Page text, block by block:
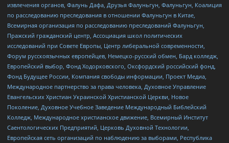
извлечения органов, Фалунь Дафа, Друзья Фалуньгун, Фалуньгун, Коалиция
по расследованию преследования в отношении Фалуньгун в Китае,
Всемирная организация по расследованию преследований Фалуньгун,
Пражский гражданский центр, Ассоциация школ политических
исследований при Совете Европы, Центр либеральной современности,
Форум русскоязычных европейцев, Немецко-русский обмен, Бард колледж,
Европейский выбор, Фонд Ходорковского, Оксфордский российский фонд,
Фонд Будущее России, Компания свободы информации, Проект Медиа,
Международное партнерство за права человека, Духовное Управление
Евангельских Христиан Украинской Христианской Церкви, Новое
Поколение, Духовное Учебное Заведение Международный Библейский
Колледж, Международное христианское движение, Всемирный Институт
Саентологических Предприятий, Церковь Духовной Технологии,
Европейская сеть организаций по наблюдению за выборами, Республика